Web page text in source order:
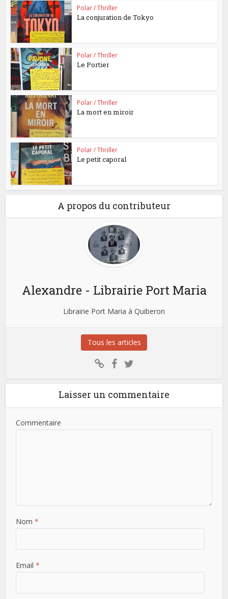
Polar / Thriller
La conjuration de Tokyo
Polar / Thriller
Le Portier
Polar / Thriller
La mort en miroir
Polar / Thriller
Le petit caporal
A propos du contributeur
Alexandre - Librairie Port Maria
Librairie Port Maria à Quiberon
Tous les articles
Laisser un commentaire
Commentaire
Nom *
Email *